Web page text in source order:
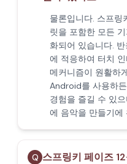
물론입니다. 스프링
릿을 포함한 모든
화되어 있습니다.
에 적응하여 터치
메커니즘이 원활하
Android를 사용하
경험을 즐길 수 있
에 음악을 만들기에
Q 스프링키 페이즈